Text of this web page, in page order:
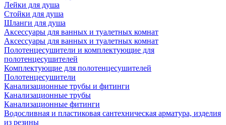
Лейки для душа
Стойки для душа
Шланги для душа
Аксессуары для ванных и туалетных комнат
Аксессуары для ванных и туалетных комнат
Полотенцесушители и комплектующие для
полотенцесушителей
Комплектующие для полотенцесушителей
Полотенцесушители
Канализационные трубы и фитинги
Канализационные трубы
Канализационные фитинги
Водосливная и пластиковая сантехническая арматура, изделия
из резины